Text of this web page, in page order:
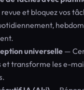
et bloquez vos
universelle —
transforme les e-